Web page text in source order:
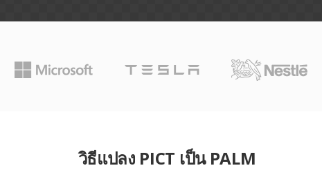
วิธีแปลง PICT เป็น PALM